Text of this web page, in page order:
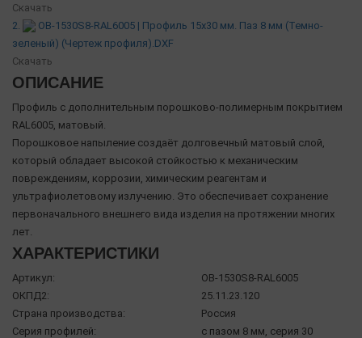
Скачать
2.
OB-1530S8-RAL6005 | Профиль 15х30 мм. Паз 8 мм (Темно-
зеленый) (Чертеж профиля).DXF
Скачать
ОПИСАНИЕ
Профиль с дополнительным порошково-полимерным покрытием
RAL6005, матовый.
Порошковое напыление создаёт долговечный матовый слой,
который обладает высокой стойкостью к механическим
повреждениям, коррозии, химическим реагентам и
ультрафиолетовому излучению. Это обеспечивает сохранение
первоначального внешнего вида изделия на протяжении многих
лет.
ХАРАКТЕРИСТИКИ
Артикул:
OB-1530S8-RAL6005
ОКПД2:
25.11.23.120
Страна производства:
Россия
Серия профилей:
с пазом 8 мм, серия 30